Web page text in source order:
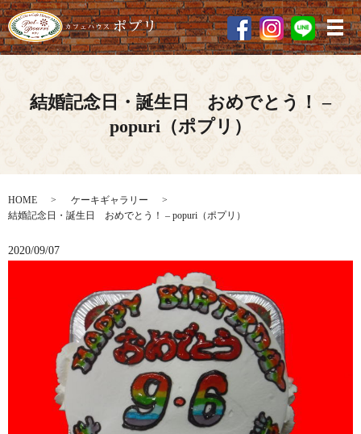
メ
結婚記念日・誕生日 おめでとう！ –
popuri（ポプリ）
HOME
ケーキギャラリー
結婚記念日・誕生日 おめでとう！ – popuri（ポプリ）
2020/09/07